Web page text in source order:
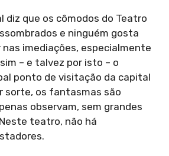
diz que os cômodos do Teatro
e ninguém gosta
imediações, especialmente
– e talvez por isto – o
ponto de visitação da capital
sorte, os fantasmas são
observam, sem grandes
teatro, não há